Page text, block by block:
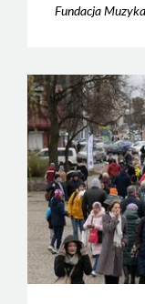
Fundacja